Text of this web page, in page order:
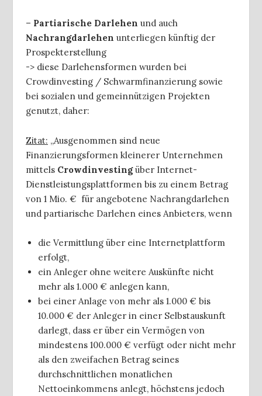
– Partiarische Darlehen und auch
Nachrangdarlehen unterliegen künftig der
Prospekterstellung
-> diese Darlehensformen wurden bei
Crowdinvesting / Schwarmfinanzierung sowie
bei sozialen und gemeinnützigen Projekten
genutzt, daher:
Zitat: „Ausgenommen sind neue
Finanzierungsformen kleinerer Unternehmen
mittels Crowdinvestingüber Internet-
Dienstleistungsplattformen bis zu einem Betrag
von 1 Mio. € für angebotene Nachrangdarlehen
und partiarische Darlehen eines Anbieters, wenn
die Vermittlung über eine Internetplattform
erfolgt,
ein Anleger ohne weitere Auskünfte nicht
mehr als 1.000 € anlegen kann,
bei einer Anlage von mehr als 1.000 € bis
10.000 € der Anleger in einer Selbstauskunft
darlegt, dass er über ein Vermögen von
mindestens 100.000 € verfügt oder nicht mehr
als den zweifachen Betrag seines
durchschnittlichen monatlichen
Nettoeinkommens anlegt, höchstens jedoch